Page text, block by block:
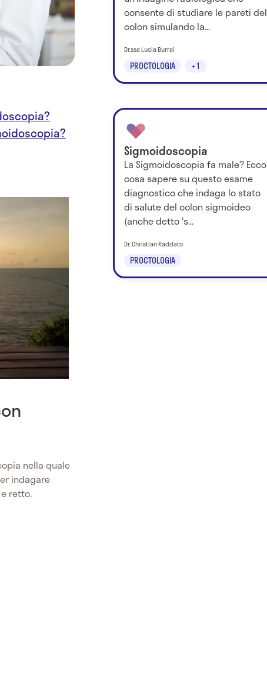
nella quale
indagare
retto.
consente di studiare le pareti del
colon simulando la...
PROCTOLOGIA +1
Dr.ssa Lucia Burrai
Sigmoidoscopia
La Sigmoidoscopia fa male? Ecco
cosa sapere su questo esame
diagnostico che indaga lo stato
di salute del colon sigmoideo
(anche detto 's...
PROCTOLOGIA
Dr. Christian Raddato